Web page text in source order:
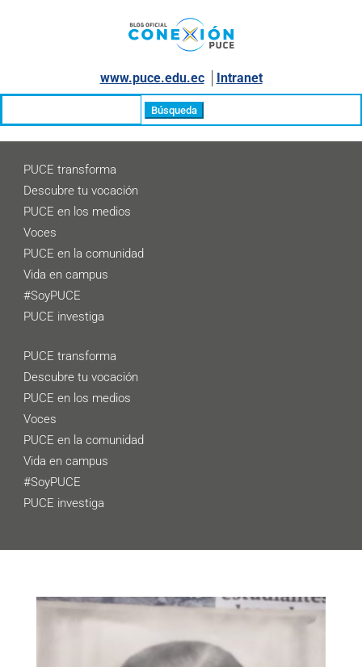
www.puce.edu.ec│ Intranet
PUCE transforma
Descubre tu vocación
PUCE en los medios
Voces
PUCE en la comunidad
Vida en campus
#SoyPUCE
PUCE investiga
PUCE transforma
Descubre tu vocación
PUCE en los medios
Voces
PUCE en la comunidad
Vida en campus
#SoyPUCE
PUCE investiga